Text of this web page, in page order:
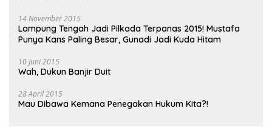
14 November 2015
Lampung Tengah Jadi Pilkada Terpanas 2015! Mustafa
Punya Kans Paling Besar, Gunadi Jadi Kuda Hitam
10 Juni 2015
Wah, Dukun Banjir Duit
28 April 2015
Mau Dibawa Kemana Penegakan Hukum Kita?!